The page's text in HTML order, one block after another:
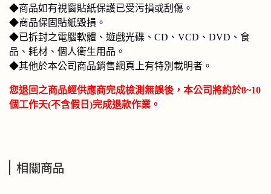
◆商品如有視窗貼紙保護已受污損或刮傷。
◆商品保固貼紙毀損。
◆已拆封之電腦軟體、遊戲光碟、CD、VCD、DVD、食
品、耗材、個人衛生用品。
◆其他於本公司商品銷售網頁上有特別載明者。
您退回之商品經供應商完成檢測無誤後，本公司將約於8~10
個工作天(不含假日)完成退款作業。
相關商品